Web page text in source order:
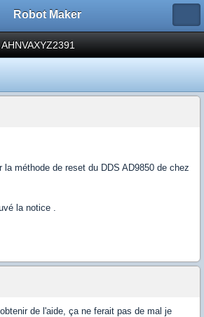
Robot Maker
la méthode de reset du DDS AD9850 de chez
la notice .
de l'aide, ça ne ferait pas de mal je